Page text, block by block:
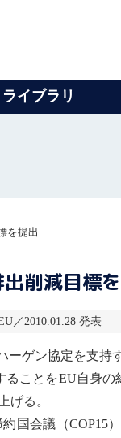
ライブラリ
を提出
削減目標
／2010.01.28 発表
ゲン協定を支持
ことをEU自身
げる。
国会議（COP15